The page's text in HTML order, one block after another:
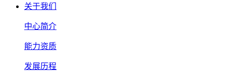
关于我们
中心简介
能力资质
发展历程